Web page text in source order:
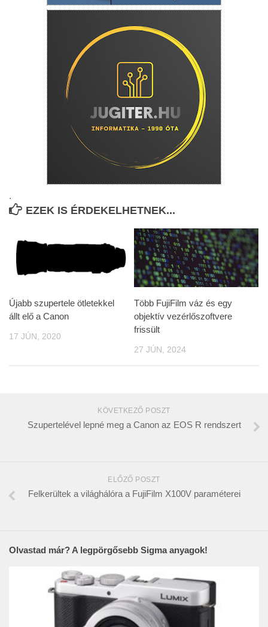
.
EZEK IS ÉRDEKELHETNEK...
Újabb szupertele ötletekkel
állt elő a Canon
17 JÚN, 2020
Több FujiFilm váz és egy
objektív vezérlőszoftvere
frissült
27 JÚN, 2024
KÖVETKEZŐ POSZT
Szupertelével lepné meg a Canon az EOS R rendszert
ELŐZŐ POSZT
Felkerültek a világhálóra a FujiFilm X100V paraméterei
Olvastad már? A legpörgősebb Sigma anyagok!